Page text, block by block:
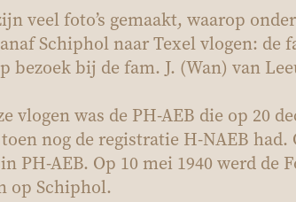
veel foto’s gemaakt, waarop
Schiphol naar Texel vlogen:
bezoek bij de fam. J. (Wan) van
vlogen was de PH-AEB die op 20
nog de registratie H-NAEB had.
PH-AEB. Op 10 mei 1940 werd de
op Schiphol.